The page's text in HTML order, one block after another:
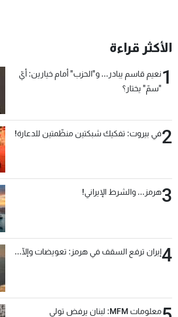
الأكثر قراءة
1نعيم قاسم يبادر... و"الحزب" أمام خيارين: أيّ
"سمّ" يختار؟
2في بيروت: تفكيك شبكتين منظّمتين للدعارة!
3هرمز... والشرط الإيراني!
4إيران ترفع السقف في هرمز: تعويضات وإلّا...
معلومات MFM: لبنان يرفض تولي